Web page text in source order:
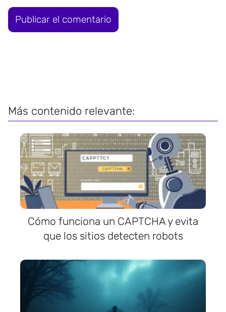
Más contenido relevante:
Cómo funciona un CAPTCHA y evita
que los sitios detecten robots